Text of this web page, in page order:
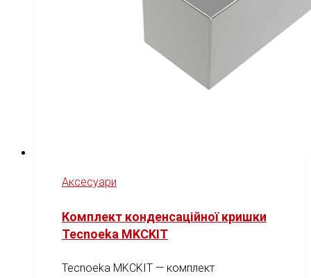
Аксесуари
Комплект конденсаційної кришки
Tecnoeka MKCKIT
Tecnoeka MKCKIT — комплект